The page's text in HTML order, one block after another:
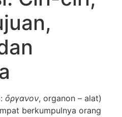
ὄργανον, organon – alat)
berkumpulnya orang